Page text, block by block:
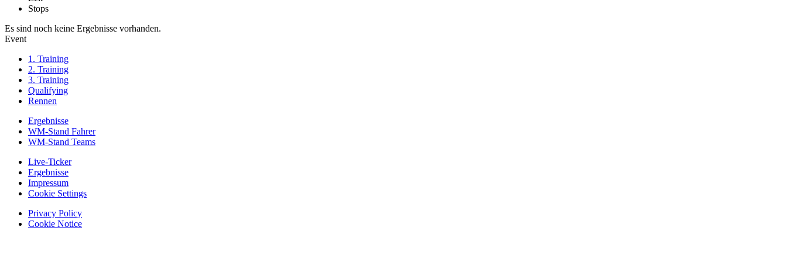
Stops
Es sind noch keine Ergebnisse vorhanden.
Event
1. Training
2. Training
3. Training
Qualifying
Rennen
Ergebnisse
WM-Stand Fahrer
WM-Stand Teams
Live-Ticker
Ergebnisse
Impressum
Cookie Settings
Privacy Policy
Cookie Notice